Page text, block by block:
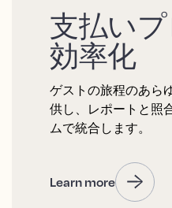
支払い
効率化
ゲストの旅程のあら
供し、レポートと照
ムで統合します。
Learn more